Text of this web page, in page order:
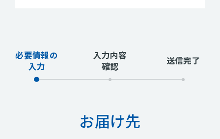
必要情報の
入力
入力内容
確認
送信完了
お届け先